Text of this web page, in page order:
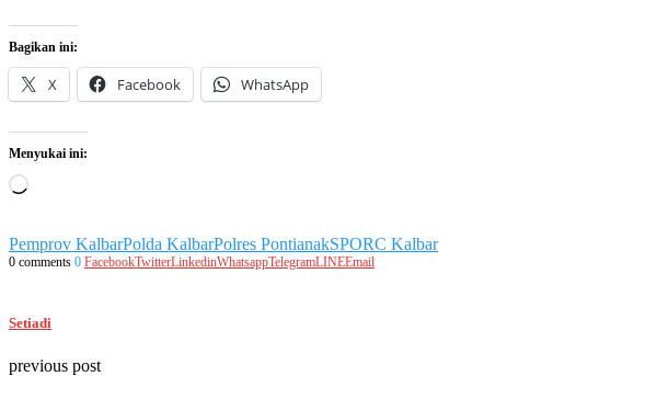
Bagikan ini:
X Facebook WhatsApp
Menyukai ini:
Memuat...
Pemprov KalbarPolda KalbarPolres PontianakSPORC Kalbar
0 comments 0 FacebookTwitterLinkedinWhatsappTelegramLINEEmail
Setiadi
previous post